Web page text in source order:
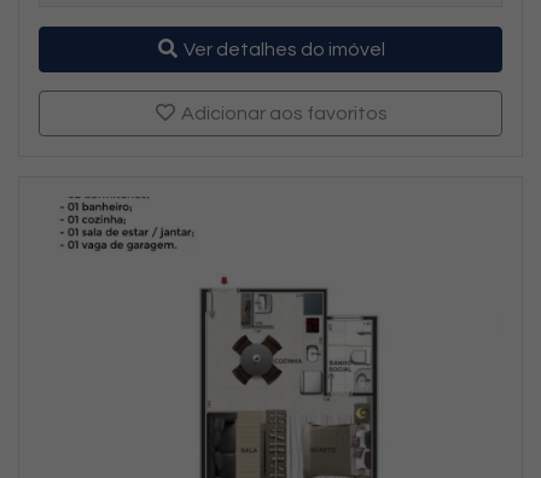
Ver detalhes do imóvel
Adicionar aos favoritos